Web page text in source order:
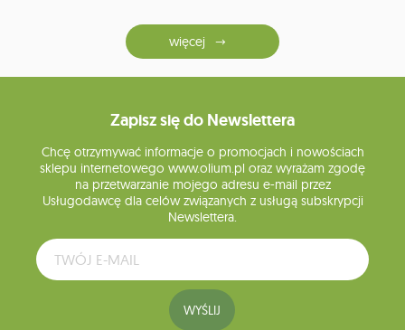
więcej
Zapisz się do Newslettera
Chcę otrzymywać informacje o promocjach i nowościach
sklepu internetowego www.olium.pl oraz wyrażam zgodę
na przetwarzanie mojego adresu e-mail przez
Usługodawcę dla celów związanych z usługą subskrypcji
Newslettera.
WYŚLIJ